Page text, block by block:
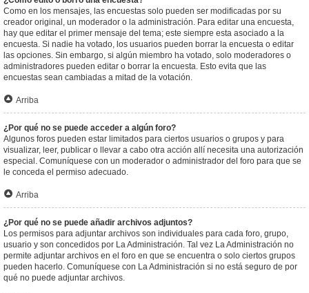
Como en los mensajes, las encuestas solo pueden ser modificadas por su
creador original, un moderador o la administración. Para editar una encuesta,
hay que editar el primer mensaje del tema; este siempre esta asociado a la
encuesta. Si nadie ha votado, los usuarios pueden borrar la encuesta o editar
las opciones. Sin embargo, si algún miembro ha votado, solo moderadores o
administradores pueden editar o borrar la encuesta. Esto evita que las
encuestas sean cambiadas a mitad de la votación.
Arriba
¿Por qué no se puede acceder a algún foro?
Algunos foros pueden estar limitados para ciertos usuarios o grupos y para
visualizar, leer, publicar o llevar a cabo otra acción allí necesita una autorización
especial. Comuníquese con un moderador o administrador del foro para que se
le conceda el permiso adecuado.
Arriba
¿Por qué no se puede añadir archivos adjuntos?
Los permisos para adjuntar archivos son individuales para cada foro, grupo,
usuario y son concedidos por La Administración. Tal vez La Administración no
permite adjuntar archivos en el foro en que se encuentra o solo ciertos grupos
pueden hacerlo. Comuníquese con La Administración si no está seguro de por
qué no puede adjuntar archivos.